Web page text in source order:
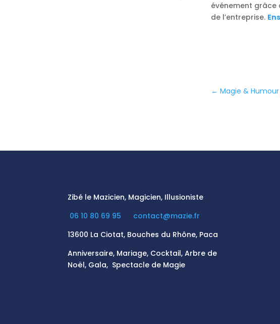
événement grâce
de l’entreprise.
← Magie &
Zibé le Mazicien, Magicien, Illusioniste
06 10 80 69 95
contact@mazie.fr
13600 La Ciotat, Bouches du Rhône, Paca
Anniversaire, Mariage, Cocktail, Arbre de
Noël, Gala, Spectacle de Magie